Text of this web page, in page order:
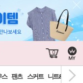
0
스 팬츠 스커트 니트&가디건